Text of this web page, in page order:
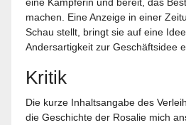
machen. Eine Anzeige in einer
Schau stellt, bringt sie auf eine
Andersartigkeit zur Geschäftsidee
Kritik
Die kurze Inhaltsangabe des
die Geschichte der Rosalie mich